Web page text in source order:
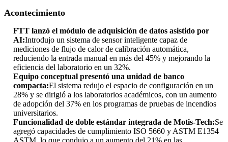
Acontecimiento
FTT lanzó el módulo de adquisición de datos asistido por
AI:Introdujo un sistema de sensor inteligente capaz de
mediciones de flujo de calor de calibración automática,
reduciendo la entrada manual en más del 45% y mejorando la
eficiencia del laboratorio en un 32%.
Equipo conceptual presentó una unidad de banco
compacta:El sistema redujo el espacio de configuración en un
28% y se dirigió a los laboratorios académicos, con un aumento
de adopción del 37% en los programas de pruebas de incendios
universitarios.
Funcionalidad de doble estándar integrada de Motis-Tech:Se
agregó capacidades de cumplimiento ISO 5660 y ASTM E1354
ASTM, lo que condujo a un aumento del 21% en las